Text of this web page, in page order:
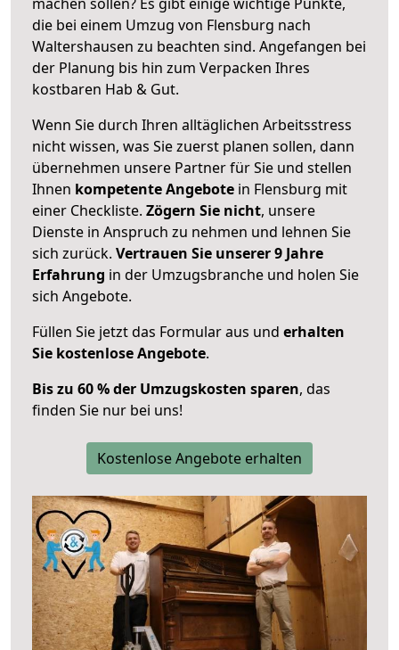
die bei einem Umzug von Flensburg nach
Waltershausen zu beachten sind. Angefangen bei
der Planung bis hin zum Verpacken Ihres
kostbaren Hab & Gut.
Wenn Sie durch Ihren alltäglichen Arbeitsstress
nicht wissen, was Sie zuerst planen sollen, dann
übernehmen unsere Partner für Sie und stellen
Ihnen kompetente Angebote in Flensburg mit
einer Checkliste. Zögern Sie nicht, unsere
Dienste in Anspruch zu nehmen und lehnen Sie
sich zurück. Vertrauen Sie unserer 9 Jahre
Erfahrung in der Umzugsbranche und holen Sie
sich Angebote.
Füllen Sie jetzt das Formular aus und erhalten
Sie kostenlose Angebote.
Bis zu 60 % der Umzugskosten sparen, das
finden Sie nur bei uns!
Kostenlose Angebote erhalten